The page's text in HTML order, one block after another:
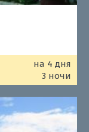
на 4 дня
3 ночи